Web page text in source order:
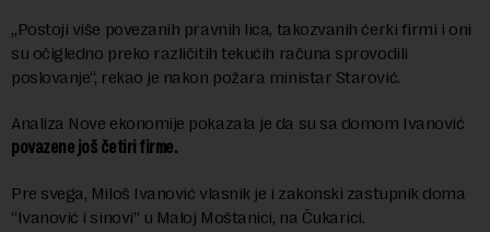
„Postoji više povezanih pravnih lica, takozvanih ćerki firmi i oni
su očigledno preko različitih tekućih računa sprovodili
poslovanje“, rekao je nakon požara ministar Starović.
Analiza Nove ekonomije pokazala je da su sa domom Ivanović
povazene još četiri firme.
Pre svega, Miloš Ivanović vlasnik je i zakonski zastupnik doma
“Ivanović i sinovi” u Maloj Moštanici, na Čukarici.